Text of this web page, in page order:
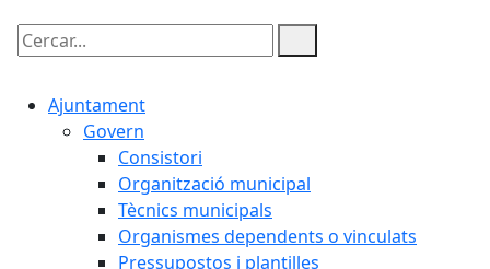
Cercar:
Ajuntament
Govern
Consistori
Organització municipal
Tècnics municipals
Organismes dependents o vinculats
Pressupostos i plantilles